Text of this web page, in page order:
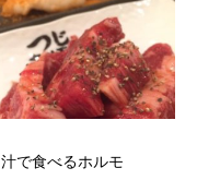
汁で食べるホルモ